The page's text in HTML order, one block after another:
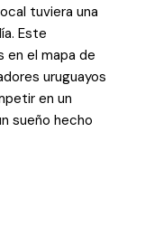
tuviera una
Este
en el mapa de
uruguayos
en un
sueño hecho